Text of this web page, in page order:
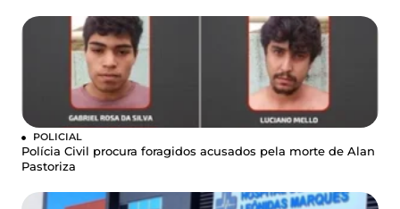
POLICIAL
Polícia Civil procura foragidos acusados pela morte de Alan
Pastoriza